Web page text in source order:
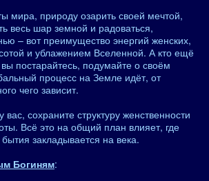
мира, природу озарить своей мечтой,
весь шар земной и радоваться,
– вот преимущество энергий женских,
и ублажением Вселенной. А кто ещё
постарайтесь, подумайте о своём
процесс на Земле идёт, от
чего зависит.
сохраните структуру женственности
Всё это на общий план влияет, где
закладывается на века.
Богиням: